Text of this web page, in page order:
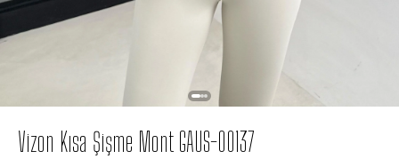
Vizon Kısa Şişme Mont GAUS-00137